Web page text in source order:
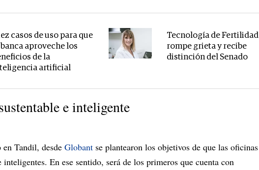
casos de uso para que
aproveche los
de la
artificial
Tecnología de Fertilidad
rompe grieta y recibe
distinción del Senado
e inteligente
Tandil, desde Globant se plantearon los objetivos de que las oficinas
inteligentes. En ese sentido, será de los primeros que cuenta con